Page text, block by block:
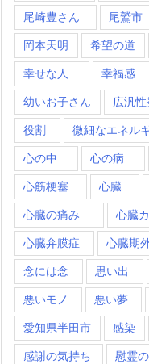
尾崎豊さん 尾鷲市
岡本天明 希望の道
幸せな人 幸福感
幼いお子さん 広汎
役割 微細なエネル
心の中 心の病
心筋梗塞 心臓
心臓の痛み 心臓
心臓弁膜症 心臓期
念には念 思い出
悪いモノ 悪い夢
愛知県半田市 感染
感謝の気持ち 慰霊